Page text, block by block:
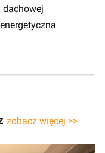
dachowej
zobacz więcej >>